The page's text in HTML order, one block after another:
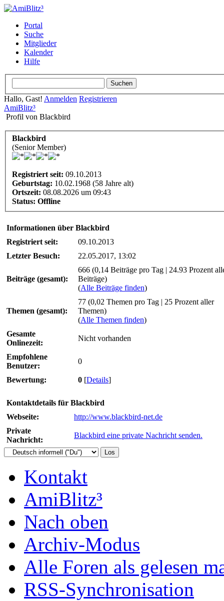
Portal
Suche
Mitglieder
Kalender
Hilfe
Hallo, Gast! Anmelden Registrieren
AmiBlitz³
Profil von Blackbird
Blackbird
(Senior Member)
Registriert seit: 09.10.2013
Geburtstag: 10.02.1968 (58 Jahre alt)
Ortszeit: 08.08.2026 um 09:43
Status: Offline
Informationen über Blackbird
Registriert seit:
09.10.2013
Letzter Besuch:
22.05.2017, 13:02
Beiträge (gesamt):
666 (0,14 Beiträge pro Tag | 24.93 Prozent
Beiträge)
(Alle Beiträge finden)
Themen (gesamt):
77 (0,02 Themen pro Tag | 25 Prozent aller
Themen)
(Alle Themen finden)
Gesamte
Onlinezeit:
Nicht vorhanden
Empfohlene
Benutzer:
0
Bewertung: 0 [Details]
Kontaktdetails für Blackbird
Webseite:
http://www.blackbird-net.de
Private
Nachricht:
Blackbird eine private Nachricht senden.
Kontakt
AmiBlitz³
Nach oben
Archiv-Modus
Alle Foren als gelesen
RSS-Synchronisation